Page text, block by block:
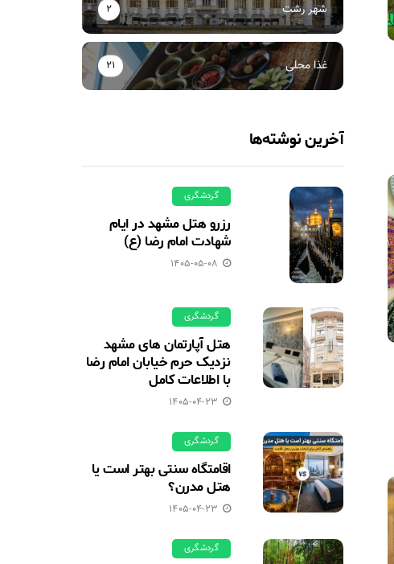
شهر رشت 2
غذا محلی 21
آخرین نوشته‌ها
گردشگری
رزرو هتل مشهد در ایام
شهادت امام رضا (ع)
1405-05-08
گردشگری
هتل آپارتمان های مشهد
نزدیک حرم خیابان امام رضا
با اطلاعات کامل
1405-04-23
گردشگری
اقامتگاه سنتی بهتر است یا
هتل مدرن؟
1405-04-23
گردشگری